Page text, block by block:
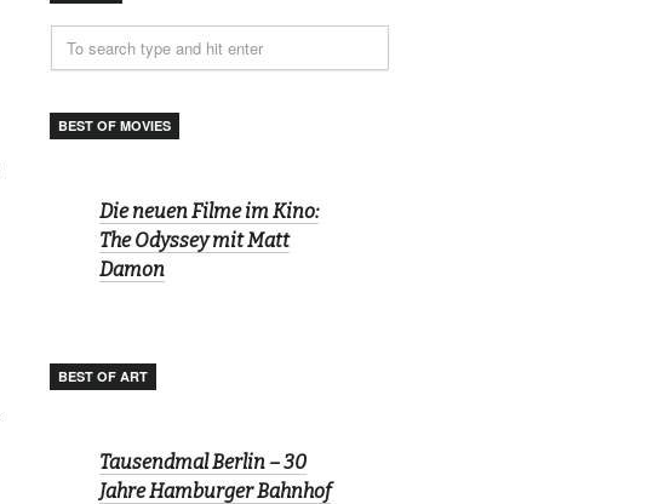
BEST OF MOVIES
Die neuen Filme im Kino:
The Odyssey mit Matt
Damon
BEST OF ART
Tausendmal Berlin – 30
Jahre Hamburger Bahnhof